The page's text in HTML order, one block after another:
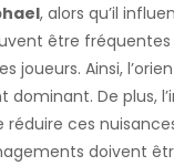
, alors qu’il
être
joueurs. Ainsi,
dominant. De plus,
ces
doivent